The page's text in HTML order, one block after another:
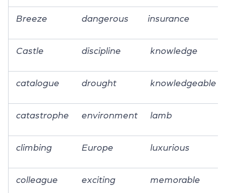
Breeze dangerous insurance
Castle discipline knowledge
catalogue drought knowledgeable
catastrophe environment lamb
climbing Europe luxurious
colleague exciting memorable